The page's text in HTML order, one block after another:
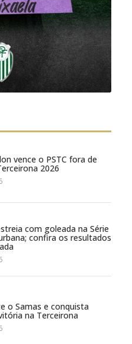
vence o PSTC fora de
2026
com goleada na Série
confira os resultados
o Samas e conquista
na Terceirona